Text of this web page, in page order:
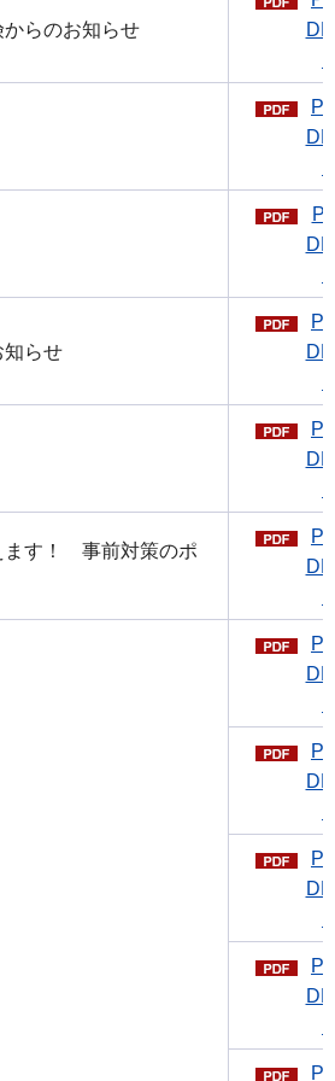
らのお知らせ
知らせ
ます！ 事前対策のポ